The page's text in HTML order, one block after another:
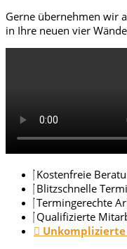
Gerne übernehmen wir
in Ihre neuen vier
Kostenfreie
Blitzschnelle
Termingerechte
Qualifizierte
Unkomplizierte